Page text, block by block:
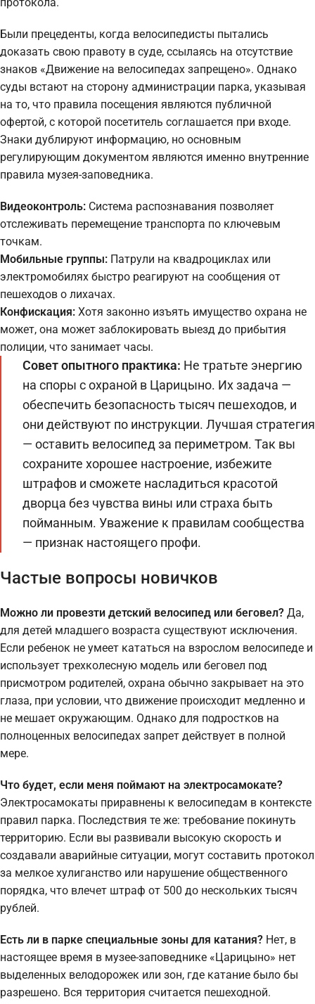
Были прецеденты, когда велосипедисты пытались
доказать свою правоту в суде, ссылаясь на отсутствие
знаков «Движение на велосипедах запрещено». Однако
суды встают на сторону администрации парка, указывая
на то, что правила посещения являются публичной
офертой, с которой посетитель соглашается при входе.
Знаки дублируют информацию, но основным
регулирующим документом являются именно внутренние
правила музея-заповедника.
Видеоконтроль: Система распознавания позволяет
отслеживать перемещение транспорта по ключевым
точкам.
Мобильные группы: Патрули на квадроциклах или
электромобилях быстро реагируют на сообщения от
пешеходов о лихачах.
Конфискация: Хотя законно изъять имущество охрана не
может, она может заблокировать выезд до прибытия
полиции, что занимает часы.
Совет опытного практика: Не тратьте энергию
на споры с охраной в Царицыно. Их задача —
обеспечить безопасность тысяч пешеходов, и
они действуют по инструкции. Лучшая стратегия
— оставить велосипед за периметром. Так вы
сохраните хорошее настроение, избежите
штрафов и сможете насладиться красотой
дворца без чувства вины или страха быть
пойманным. Уважение к правилам сообщества
— признак настоящего профи.
Частые вопросы новичков
Можно ли провезти детский велосипед или беговел? Да,
для детей младшего возраста существуют исключения.
Если ребенок не умеет кататься на взрослом велосипеде и
использует трехколесную модель или беговел под
присмотром родителей, охрана обычно закрывает на это
глаза, при условии, что движение происходит медленно и
не мешает окружающим. Однако для подростков на
полноценных велосипедах запрет действует в полной
мере.
Что будет, если меня поймают на электросамокате?
Электросамокаты приравнены к велосипедам в контексте
правил парка. Последствия те же: требование покинуть
территорию. Если вы развивали высокую скорость и
создавали аварийные ситуации, могут составить протокол
за мелкое хулиганство или нарушение общественного
порядка, что влечет штраф от 500 до нескольких тысяч
рублей.
Есть ли в парке специальные зоны для катания? Нет, в
настоящее время в музее-заповеднике «Царицыно» нет
выделенных велодорожек или зон, где катание было бы
разрешено. Вся территория считается пешеходной.